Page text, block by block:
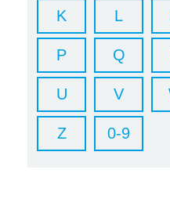
K L
P Q
U V
Z 0-9